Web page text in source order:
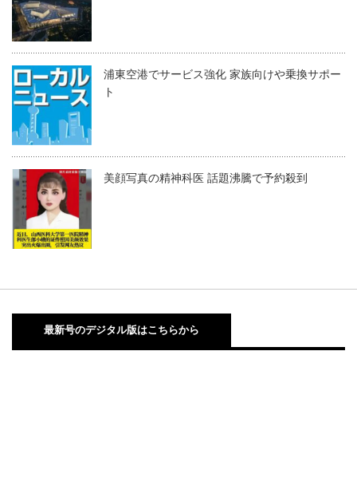
浦東空港でサービス強化 家族向けや乗換サポー
ト
美顔写真の精神科医 話題沸騰で予約殺到
最新号のデジタル版はこちらから